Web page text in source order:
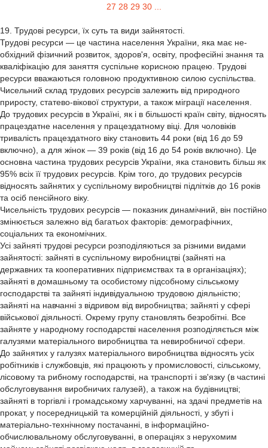
27 28 29 30
19. Трудові ресурси, їх суть та види зайнятості.
Трудові ресурси — це частина населення України, яка має не-
обхідний фізичний розвиток, здоров'я, освіту, професійні знання та
кваліфікацію для заняття суспільне корисною працею. Трудові
ресурси вважаються головною продуктивною силою суспільства.
Чисельний склад трудових ресурсів залежить від природного
приросту, статево-вікової структури, а також міграції населення.
До трудових ресурсів в Україні, як і в більшості країн світу, відносять
працездатне населення у працездатному віці. Для чоловіків
тривалість працездатного віку становить 44 роки (від 16 до 59
включно), а для жінок — 39 років (від 16 до 54 років включно). Це
основна частина трудових ресурсів України, яка становить більш як
95% всіх її трудових ресурсів. Крім того, до трудових ресурсів
відносять зайнятих у суспільному виробництві підлітків до 16 років
та осіб пенсійного віку.
Чисельність трудових ресурсів — показник динамічний, він постійно
змінюється залежно від багатьох факторів: демографічних,
соціальних та економічних.
Усі зайняті трудові ресурси розподіляються за різними видами
зайнятості: зайняті в суспільному виробництві (зайняті на
державних та кооперативних підприємствах та в організаціях);
зайняті в домашньому та особистому підсобному сільському
господарстві та зайняті індивідуальною трудовою діяльністю;
зайняті на навчанні з відривом від виробництва; зайняті у сфері
військової діяльності. Окрему групу становлять безробітні. Все
зайняте у народному господарстві населення розподіляється між
галузями матеріального виробництва та невиробничої сфери.
До зайнятих у галузях матеріального виробництва відносять усіх
робітників і службовців, які працюють у промисловості, сільському,
лісовому та рибному господарстві, на транспорті і зв'язку (в частині
обслуговування виробничих галузей), а також на будівництві;
зайняті в торгівлі і громадському харчуванні, на здачі предметів на
прокат, у посередницькій та комерційній діяльності, у збуті і
матеріально-технічному постачанні, в інформаційно-
обчислювальному обслуговуванні, в операціях з нерухомим